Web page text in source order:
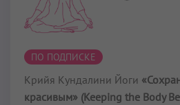
ПО ПОДПИСКЕ
Крийя Кундалини Йоги
красивым» (Keeping the Body